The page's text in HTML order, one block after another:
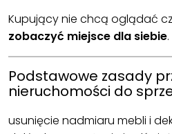
Kupujący nie chcą oglądać
zobaczyć miejsce dla siebie.
Podstawowe zasady
nieruchomości do
usunięcie nadmiaru mebli i